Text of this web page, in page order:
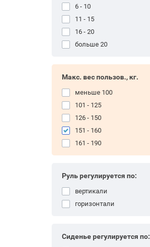
6 - 10
11 - 15
16 - 20
больше 20
Макс. вес пользов., кг.
меньше 100
101 - 125
126 - 150
151 - 160
161 - 190
Руль регулируется по:
вертикали
горизонтали
Сиденье регулируется по: